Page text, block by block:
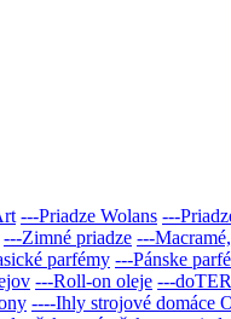
---Priadze Wolans ---
---Zimné priadze ---
parfémy ---Pánske
---Roll-on oleje ---
----Ihly strojové domáce